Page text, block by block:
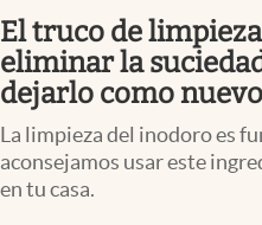
El truco de
eliminar la
dejarlo como nuevo
La limpieza del inodoro es
aconsejamos usar este
en tu casa.